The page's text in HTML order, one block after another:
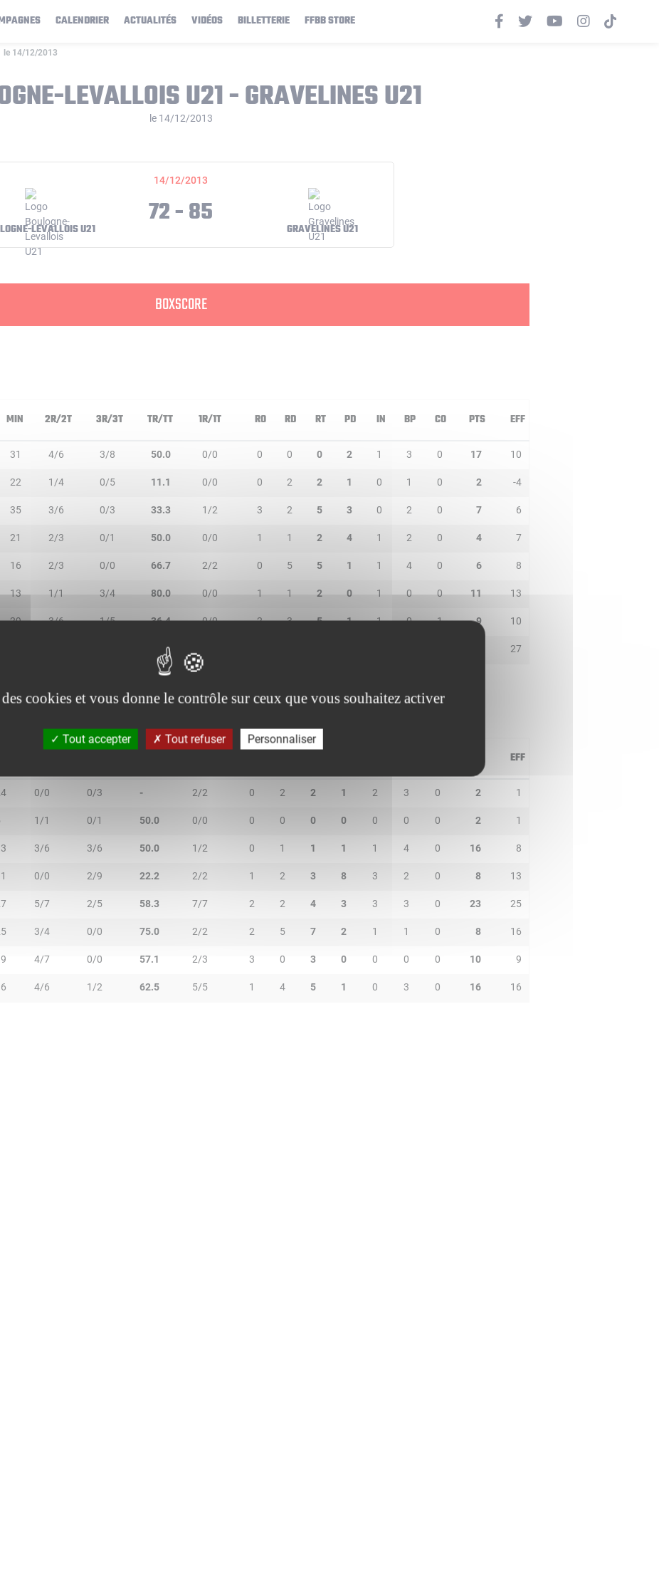
CALENDRIER ACTUALITÉS VIDÉOS BILLETTERIE FFBB STORE
le 14/12/2013
LEVALLOIS U21 - GRAVELINES U21
le 14/12/2013
14/12/2013
LEVALLOIS U21 72 - 85 GRAVELINES U21
BOXSCORE
MIN 2R/2T 3R/3T TR/TT 1R/1T RO RD RT PD IN BP CO PTS EFF
31 4/6 3/8 50.0 0/0 0 0 0 2 1 3 0 17 10
22 1/4 0/5 11.1 0/0 0 2 2 1 0 1 0 2 -4
35 3/6 0/3 33.3 1/2 3 2 5 3 0 2 0 7 6
21 2/3 0/1 50.0 0/0 1 1 2 4 1 2 0 4 7
16 2/3 0/0 66.7 2/2 0 5 5 1 1 4 0 6 8
13 1/1 3/4 80.0 0/0 1 1 2 0 1 0 0 11 13
29 3/6 1/5 36.4 0/0 2 3 5 1 1 0 1 9 10
75.0 27
EFF
0/0 0/3 - 2/2 0 2 2 1 2 3 0 2 1
1/1 0/1 50.0 0/0 0 0 0 0 0 0 0 2 1
3/6 3/6 50.0 1/2 0 1 1 1 1 4 0 16 8
0/0 2/9 22.2 2/2 1 2 3 8 3 2 0 8 13
5/7 2/5 58.3 7/7 2 2 4 3 3 3 0 23 25
3/4 0/0 75.0 2/2 2 5 7 2 1 1 0 8 16
4/7 0/0 57.1 2/3 3 0 3 0 0 0 0 10 9
4/6 1/2 62.5 5/5 1 4 5 1 0 3 0 16 16
cookies et vous donne le contrôle sur ceux que vous souhaitez activer
Tout accepter Tout refuser Personnaliser